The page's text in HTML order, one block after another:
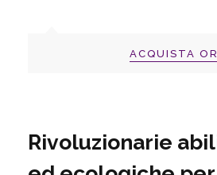
ACQUISTA
Rivoluzionarie